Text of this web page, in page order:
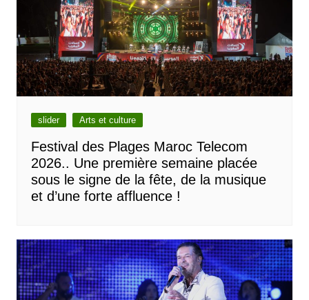
slider Arts et culture
Festival des Plages Maroc Telecom
2026.. Une première semaine placée
sous le signe de la fête, de la musique
et d’une forte affluence !